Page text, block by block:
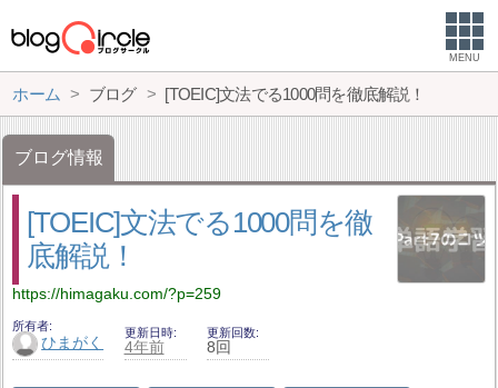
MENU
ホーム ブログ [TOEIC]文法でる1000問を徹底解説！
ブログ情報
[TOEIC]文法でる1000問を徹
底解説！
https://himagaku.com/?p=259
所有者
ひまがく
更新日時
4年前
更新回数
8回